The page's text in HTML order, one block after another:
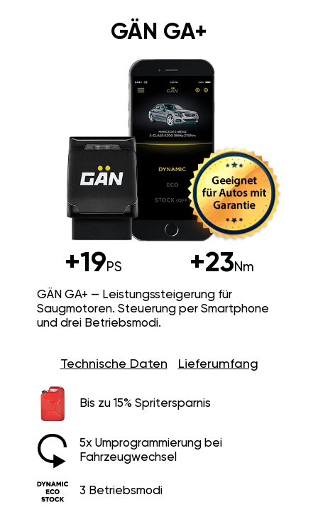
GÄN GA+
+19PS +23Nm
GÄN GA+ — Leistungssteigerung für
Saugmotoren. Steuerung per Smartphone
und drei Betriebsmodi.
Technische Daten Lieferumfang
Bis zu 15% Spritersparnis
5x Umprogrammierung bei
Fahrzeugwechsel
3 Betriebsmodi